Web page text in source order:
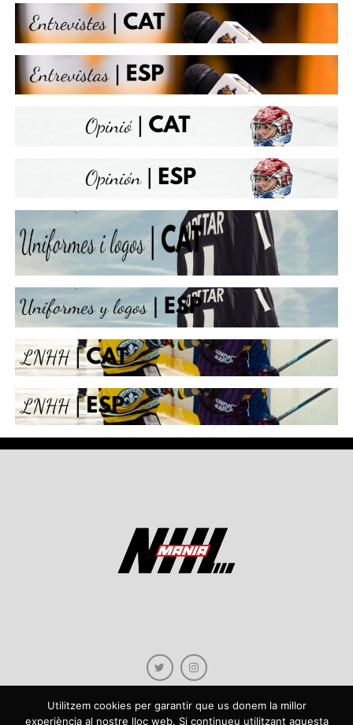
Utilitzem cookies per garantir que us donem la millor
experiència al nostre lloc web. Si continueu utilitzant aquesta